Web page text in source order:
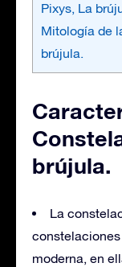
Pixys, La
Mitología de
brújula.
brújula.
La
moderna, en